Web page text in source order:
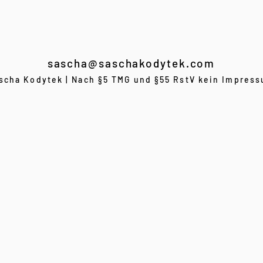
sascha@saschakodytek.com
Kodytek | Nach §5 TMG und §55 RstV kein